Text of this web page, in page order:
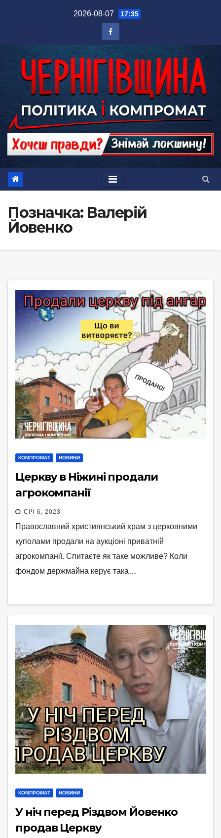
2026-08-07 17:35
Позначка: Валерій
Йовенко
КОМПРОМАТ НОВИНИ
Церкву в Ніжині продали
агрокомпанії
СІЧ 6, 2023
Православний християнський храм з церковними
куполами продали на аукціоні приватній
агрокомпанії. Спитаєте як таке можливе? Коли
фондом держмайна керує така…
КОМПРОМАТ НОВИНИ
У ніч перед Різдвом Йовенко
продав Церкву